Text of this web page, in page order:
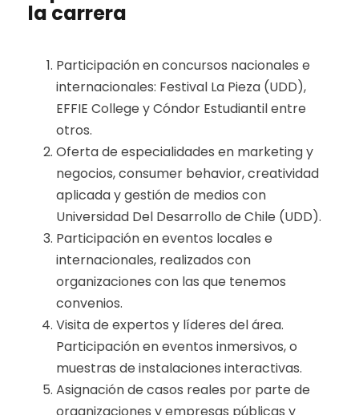
la carrera
Participación en concursos nacionales e
internacionales: Festival La Pieza (UDD),
EFFIE College y Cóndor Estudiantil entre
otros.
Oferta de especialidades en marketing y
negocios, consumer behavior, creatividad
aplicada y gestión de medios con
Universidad Del Desarrollo de Chile (UDD).
Participación en eventos locales e
internacionales, realizados con
organizaciones con las que tenemos
convenios.
Visita de expertos y líderes del área.
Participación en eventos inmersivos, o
muestras de instalaciones interactivas.
Asignación de casos reales por parte de